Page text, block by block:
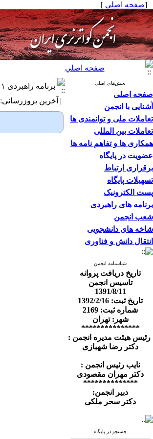
[صفحه اصلی ]
صفحه اصلي
بخش‌های اصلی
صفحه اصلی
آشنایی با انجمن
تعاملات ملی و توانمندی ها
تعاملات بین المللی
همکاری ها و تفاهم نامه ها
عضویت در پایگاه
برقراری ارتباط
تسهیلات پایگاه
پست الکترونیک
برنامه های راهبردی
شعب انجمن
شاخه های دانشجویی
انتقال دانش و فناوری
شناسنامه انجمن
تاریخ دریافت پروانه
تاسیس انجمن
1391/8/11
تاریخ ثبت: 1392/2/16
شماره ثبت: 2169
شهر: تهران
***************
رئیس هیئت مدیره انجمن :
دکتر رضا شهبازی
نایب رئیس انجمن :
دکتر مهران مقصودی
**************
دبیر انجمن:
دکتر سحر ملکی
جستجو در پایگاه
برنامه راهبردی ۱ ساله
| آخرین بروزرسانی: ۱۴۰۳/۸/۵ |